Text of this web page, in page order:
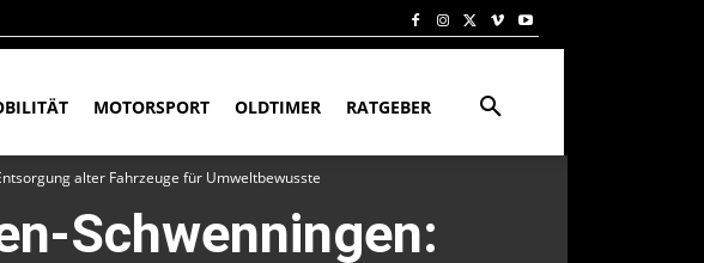
MOTORSPORT OLDTIMER RATGEBER
alter Fahrzeuge für Umweltbewusste
Schwenningen: